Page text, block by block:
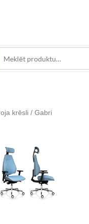
krēsli Gabri